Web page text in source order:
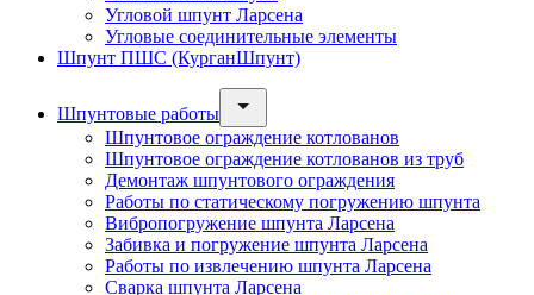
Угловой шпунт Ларсена
Угловые соединительные элементы
Шпунт ПШС (КурганШпунт)
Шпунтовые работы
Шпунтовое ограждение котлованов
Шпунтовое ограждение котлованов из труб
Демонтаж шпунтового ограждения
Работы по статическому погружению шпунта
Вибропогружение шпунта Ларсена
Забивка и погружение шпунта Ларсена
Работы по извлечению шпунта Ларсена
Сварка шпунта Ларсена